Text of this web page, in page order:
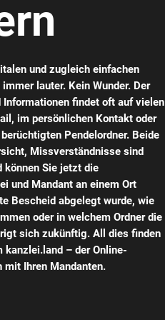
und zugleich einfachen
lauter. Kein Wunder. Der
findet oft auf vielen
im persönlichen Kontakt oder
Pendelordner. Beide
Missverständnisse sind
können Sie jetzt die
und Mandant an einem Ort
Bescheid abgelegt wurde, wie
oder in welchem Ordner die
sich zukünftig. All dies finden
– der Online-
mit Ihren Mandanten.